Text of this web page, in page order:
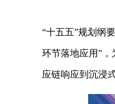
“十五五”规划纲
环节落地应用”
应链响应到沉浸